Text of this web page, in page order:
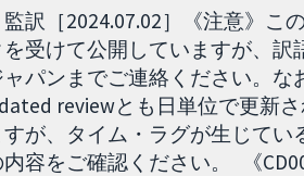
［2024.07.02］《注意》こ
受けて公開していますが、訳
パンまでご連絡ください。な
reviewとも日単位で更新
が、タイム・ラグが生じてい
容をご確認ください。 《